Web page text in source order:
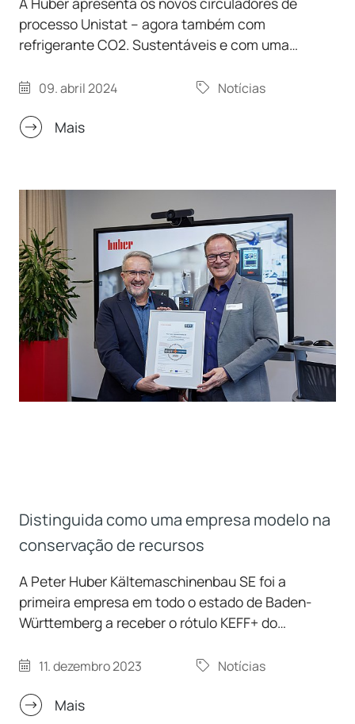
processo Unistat – agora também com
refrigerante CO2. Sustentáveis e com uma
Huber Kältemaschinenbau SE reviu os sistemas
adicionou as mais recentes tecnologias. O
sustentável e oferece uma garantia de 4 anos.
Muitos modelos estão agora também disponíveis
nas versões “Green Line”…
09. abril 2024 Notícias
Mais
Distinguida como uma empresa modelo na
conservação de recursos
A Peter Huber Kältemaschinenbau SE foi a
primeira empresa em todo o estado de Baden-
Württemberg a receber o rótulo KEFF+ do
significativamente o seu consumo de energia,
fotovoltaicos e em sistemas de bombas de
11. dezembro 2023 Notícias
Mais